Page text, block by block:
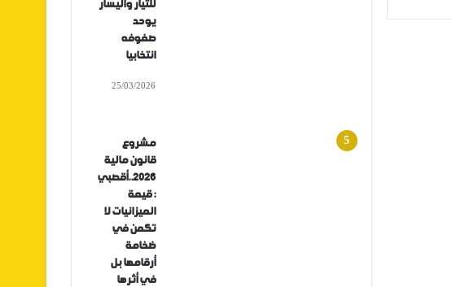
للتيار واليسار
يوحد
صفوفه
انتخابيا
25/03/2026
مشروع
قانون مالية
2026..أقصبي
: قيمة
الميزانيات لا
تكمن في
ضخامة
أرقامها بل
في أثرها